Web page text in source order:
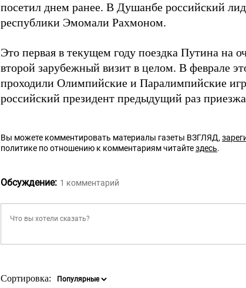
посетил днем ранее. В Душанбе российский
республики Эмомали Рахмоном.
Это первая в текущем году поездка Путина на
второй зарубежный визит в целом. В феврале
проходили Олимпийские и Паралимпийские
российский президент предыдущий раз
Вы можете комментировать материалы газеты ВЗГЛЯД,
политике по отношению к комментариям читайтездесь.
Обсуждение: 1 комментарий
Сортировка: